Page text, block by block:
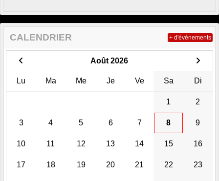
CALENDRIER
Août 2026
Lu Ma Me Je Ve Sa Di
1 2
3 4 5 6 7 8 9
10 11 12 13 14 15 16
17 18 19 20 21 22 23
+ d'évènements